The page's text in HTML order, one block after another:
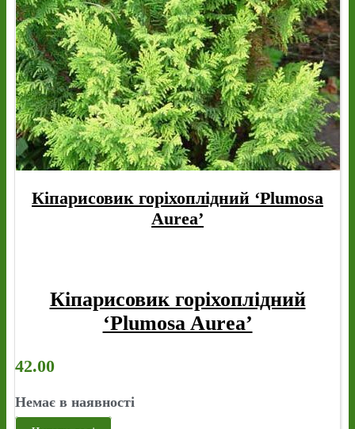
Кіпарисовик горіхоплідний ‘Plumosa
Aurea’
Кіпарисовик горіхоплідний
‘Plumosa Aurea’
42.00
Немає в наявності